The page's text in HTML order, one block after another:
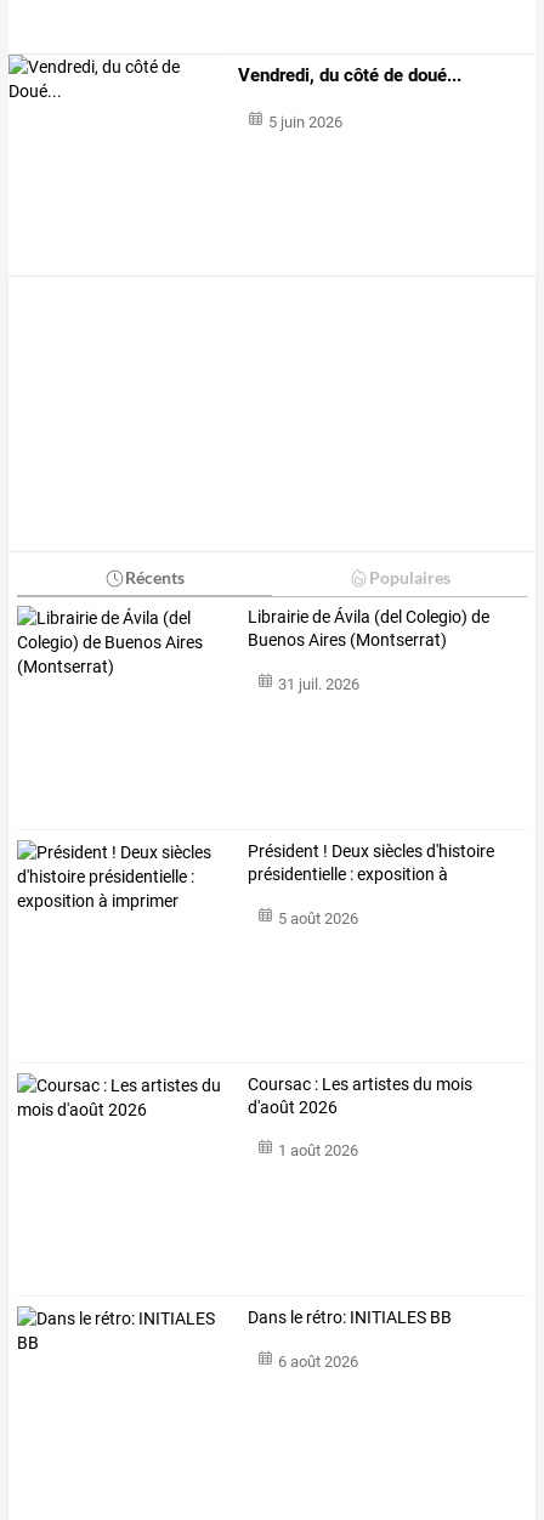
Vendredi, du côté de doué...
5 juin 2026
Récents Populaires
Librairie de Ávila (del Colegio) de
Buenos Aires (Montserrat)
31 juil. 2026
Président ! Deux siècles d'histoire
présidentielle : exposition à
5 août 2026
Coursac : Les artistes du mois
d'août 2026
1 août 2026
Dans le rétro: INITIALES BB
6 août 2026